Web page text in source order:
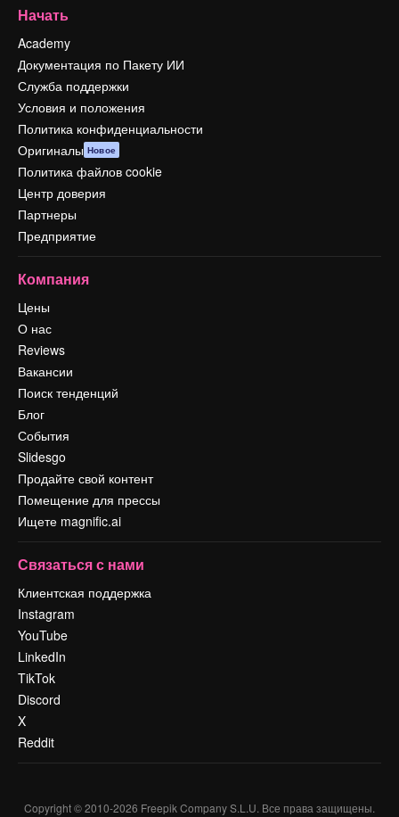
Начать
Academy
Документация по Пакету ИИ
Служба поддержки
Условия и положения
Политика конфиденциальности
Оригиналы Новое
Политика файлов cookie
Центр доверия
Партнеры
Предприятие
Компания
Цены
О нас
Reviews
Вакансии
Поиск тенденций
Блог
События
Slidesgo
Продайте свой контент
Помещение для прессы
Ищете magnific.ai
Связаться с нами
Клиентская поддержка
Instagram
YouTube
LinkedIn
TikTok
Discord
X
Reddit
Copyright © 2010-2026 Freepik Company S.L.U. Все права защищены.